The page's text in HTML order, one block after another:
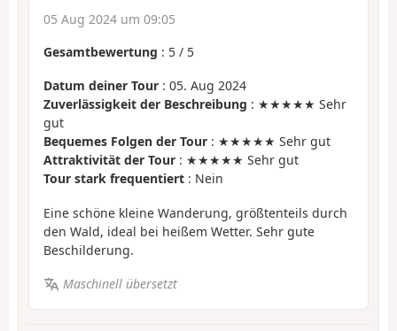
05 Aug 2024 um 09:05
Gesamtbewertung : 5 / 5
Datum deiner Tour : 05. Aug 2024
Zuverlässigkeit der Beschreibung : ★★★★★ Sehr
gut
Bequemes Folgen der Tour : ★★★★★ Sehr gut
Attraktivität der Tour : ★★★★★ Sehr gut
Tour stark frequentiert : Nein
Eine schöne kleine Wanderung, größtenteils durch
den Wald, ideal bei heißem Wetter. Sehr gute
Beschilderung.
Maschinell übersetzt